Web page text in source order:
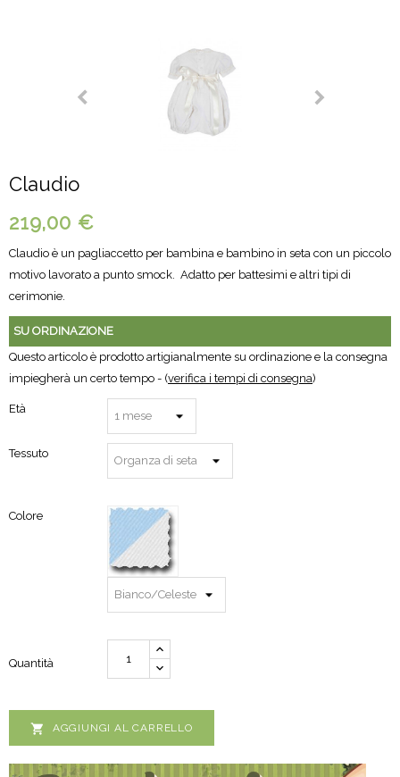
Claudio
219,00 €
Claudio è un pagliaccetto per bambina e bambino in seta con un piccolo
motivo lavorato a punto smock. Adatto per battesimi e altri tipi di
cerimonie.
SU ORDINAZIONE
Questo articolo è prodotto artigianalmente su ordinazione e la consegna
impiegherà un certo tempo - (verifica i tempi di consegna)
Età
Tessuto
Colore
Quantità
 AGGIUNGI AL CARRELLO